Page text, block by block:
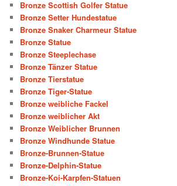
Bronze Scottish Golfer Statue
Bronze Setter Hundestatue
Bronze Snaker Charmeur Statue
Bronze Statue
Bronze Steeplechase
Bronze Tänzer Statue
Bronze Tierstatue
Bronze Tiger-Statue
Bronze weibliche Fackel
Bronze weiblicher Akt
Bronze Weiblicher Brunnen
Bronze Windhunde Statue
Bronze-Brunnen-Statue
Bronze-Delphin-Statue
Bronze-Koi-Karpfen-Statuen